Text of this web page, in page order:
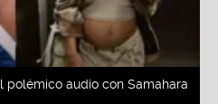
polémico audio con Samahara